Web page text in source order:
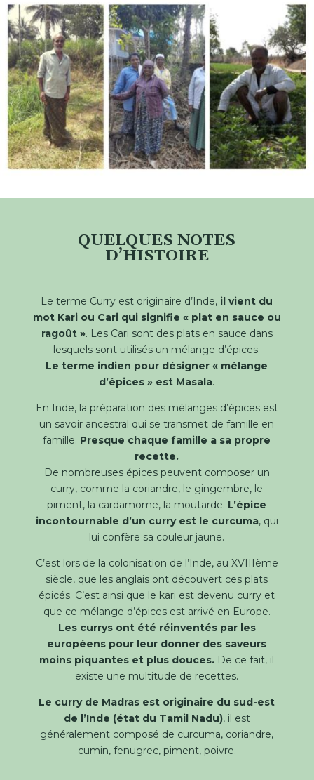
QUELQUES NOTES
D’HISTOIRE
Le terme Curry est originaire d’Inde, il vient du
mot Kari ou Cari qui signifie « plat en sauce ou
ragoût ». Les Cari sont des plats en sauce dans
lesquels sont utilisés un mélange d’épices.
Le terme indien pour désigner « mélange
d’épices » est Masala.
En Inde, la préparation des mélanges d’épices est
un savoir ancestral qui se transmet de famille en
famille. Presque chaque famille a sa propre
recette.
De nombreuses épices peuvent composer un
curry, comme la coriandre, le gingembre, le
piment, la cardamome, la moutarde. L’épice
incontournable d’un curry est le curcuma, qui
lui confère sa couleur jaune.
C’est lors de la colonisation de l’Inde, au XVIIIème
siècle, que les anglais ont découvert ces plats
épicés. C’est ainsi que le kari est devenu curry et
que ce mélange d’épices est arrivé en Europe.
Les currys ont été réinventés par les
européens pour leur donner des saveurs
moins piquantes et plus douces. De ce fait, il
existe une multitude de recettes.
Le curry de Madras est originaire du sud-est
de l’Inde (état du Tamil Nadu), il est
généralement composé de curcuma, coriandre,
cumin, fenugrec, piment, poivre.